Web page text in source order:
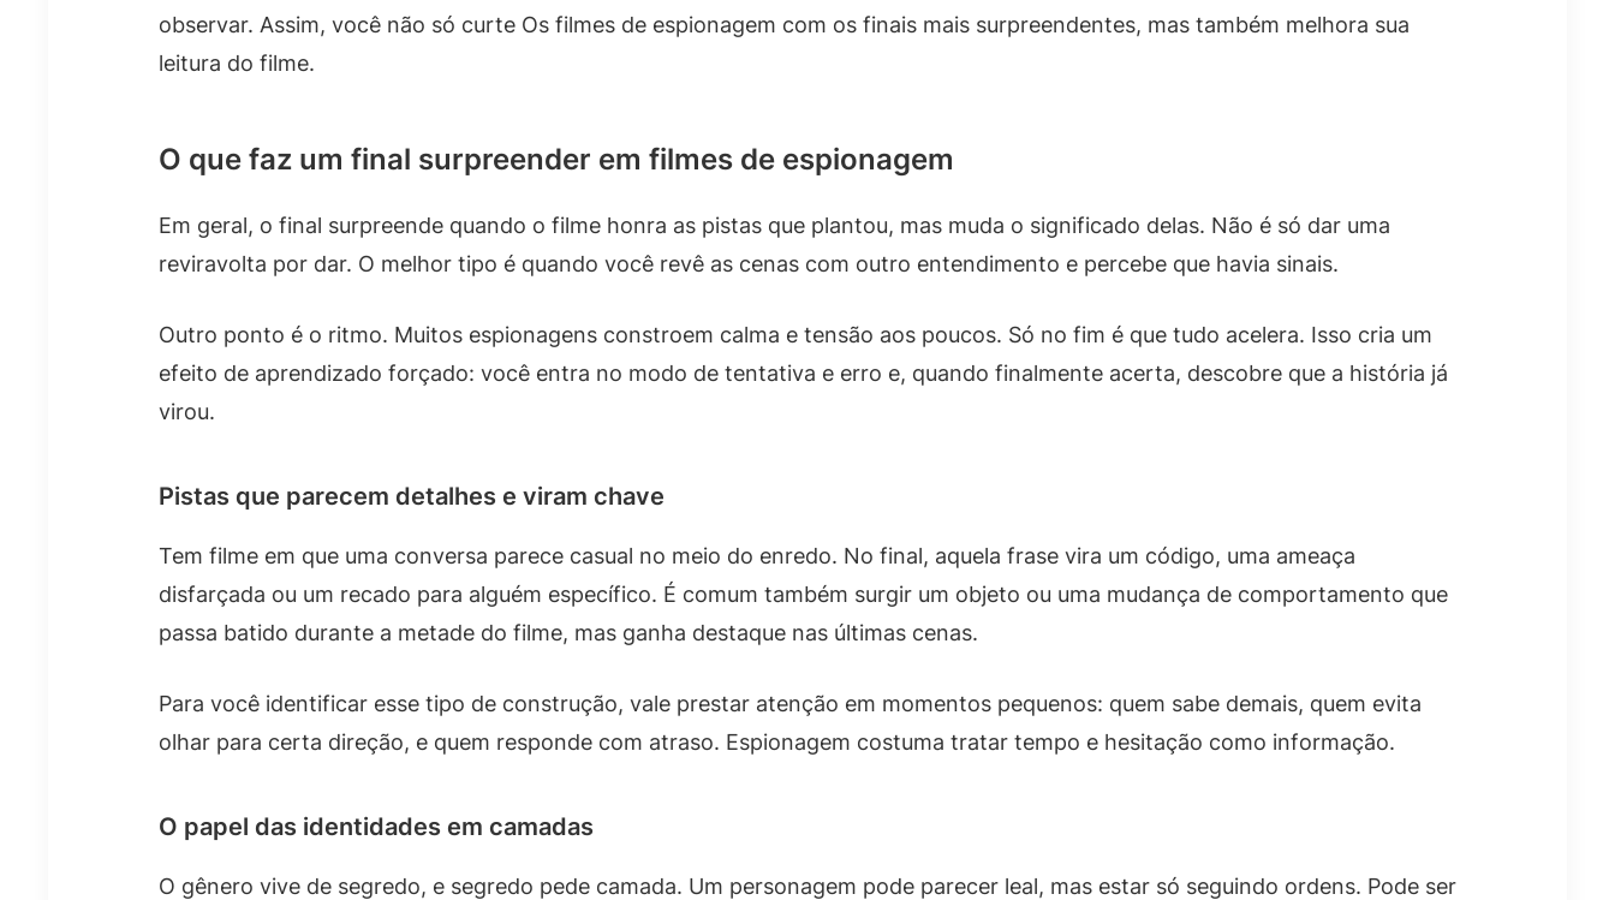
observar. Assim, você não só curte Os filmes de espionagem com os finais mais surpreendentes, mas também melhora sua
leitura do filme.
O que faz um final surpreender em filmes de espionagem
Em geral, o final surpreende quando o filme honra as pistas que plantou, mas muda o significado delas. Não é só dar uma
reviravolta por dar. O melhor tipo é quando você revê as cenas com outro entendimento e percebe que havia sinais.
Outro ponto é o ritmo. Muitos espionagens constroem calma e tensão aos poucos. Só no fim é que tudo acelera. Isso cria um
efeito de aprendizado forçado: você entra no modo de tentativa e erro e, quando finalmente acerta, descobre que a história já
virou.
Pistas que parecem detalhes e viram chave
Tem filme em que uma conversa parece casual no meio do enredo. No final, aquela frase vira um código, uma ameaça
disfarçada ou um recado para alguém específico. É comum também surgir um objeto ou uma mudança de comportamento que
passa batido durante a metade do filme, mas ganha destaque nas últimas cenas.
Para você identificar esse tipo de construção, vale prestar atenção em momentos pequenos: quem sabe demais, quem evita
olhar para certa direção, e quem responde com atraso. Espionagem costuma tratar tempo e hesitação como informação.
O papel das identidades em camadas
O gênero vive de segredo, e segredo pede camada. Um personagem pode parecer leal, mas estar só seguindo ordens. Pode ser